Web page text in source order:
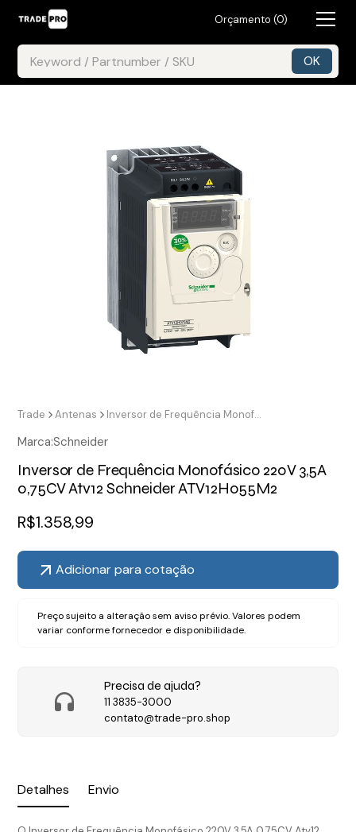
Orçamento (0)
Detalhes Envio
Trade Antenas Inversor de Frequência Monofásico 220V 3,5A 0,75CV Atv12 Schneider ATV12H055M2
Marca:Schneider
Inversor de Frequência Monofásico 220V 3,5A
0,75CV Atv12 Schneider ATV12H055M2
R$1.358,99
Adicionar para cotação
Preço sujeito a alteração sem aviso prévio. Valores podem
variar conforme fornecedor e disponibilidade.
Precisa de ajuda?
11 3835-3000
contato@trade-pro.shop